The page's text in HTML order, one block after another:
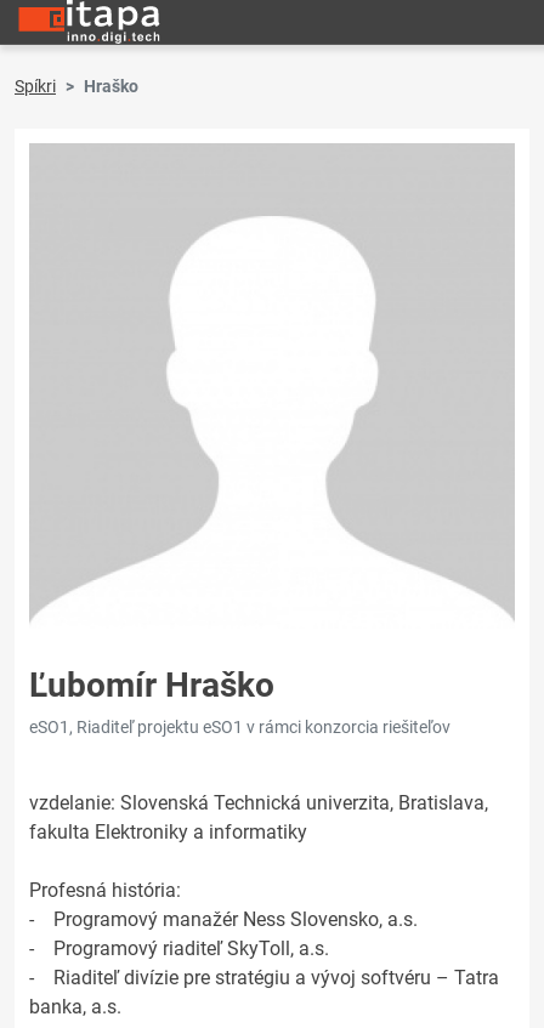
Spíkri Hraško
Ľubomír Hraško
eSO1, Riaditeľ projektu eSO1 v rámci konzorcia riešiteľov
vzdelanie: Slovenská Technická univerzita, Bratislava,
fakulta Elektroniky a informatiky
Profesná história:
- Programový manažér Ness Slovensko, a.s.
- Programový riaditeľ SkyToll, a.s.
- Riaditeľ divízie pre stratégiu a vývoj softvéru – Tatra
banka, a.s.